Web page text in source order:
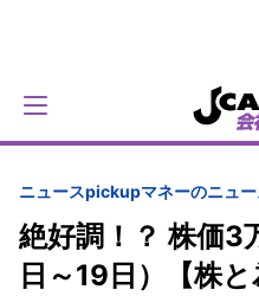
ニュースpickupマネーのニュー
絶好調！？ 株価3
日～19日）【株